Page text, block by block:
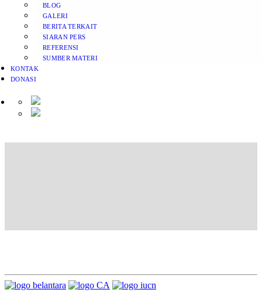
BLOG
GALERI
BERITA TERKAIT
SIARAN PERS
REFERENSI
SUMBER MATERI
KONTAK
DONASI